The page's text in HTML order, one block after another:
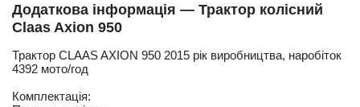
Додаткова інформація — Трактор колісний
Claas Axion 950
Трактор CLAAS AXION 950 2015 рік виробництва, наробіток
4392 мото/год
Комплектація: